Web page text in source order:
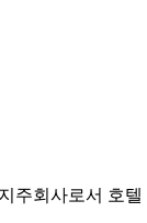
주회사로서 호